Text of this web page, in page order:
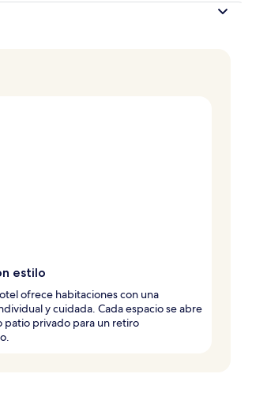
estilo
ofrece habitaciones con una
y cuidada. Cada espacio se abre
patio privado para un retiro